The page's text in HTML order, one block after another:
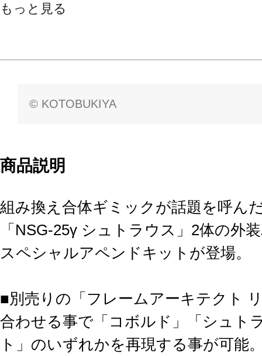
もっと見る
© KOTOBUKIYA
商品説明
組み換え合体ギミックが話題を呼ん
「NSG-25γ シュトラウス」2体の外
スペシャルアペンドキットが登場。
■別売りの「フレームアーキテクト
合わせる事で「コボルド」「シュト
ト」のいずれかを再現する事が可能